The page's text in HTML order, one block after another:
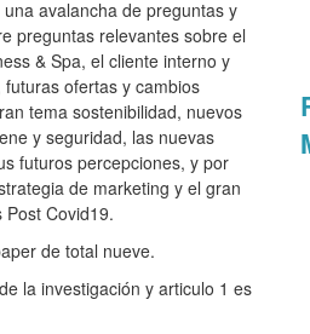
avalancha de preguntas y
preguntas relevantes sobre el
& Spa, el cliente interno y
ofertas y cambios
tema sostenibilidad, nuevos
y seguridad, las nuevas
futuros percepciones, y por
de marketing y el gran
Covid19.
de total nueve.
la investigación y articulo 1 es